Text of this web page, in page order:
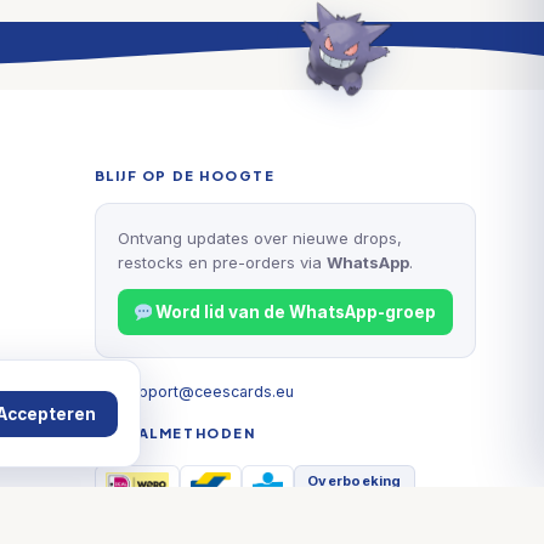
BLIJF OP DE HOOGTE
Ontvang updates over nieuwe drops,
restocks en pre-orders via WhatsApp.
Word lid van de WhatsApp-groep
support@ceescards.eu
BETAALMETHODEN
Overboeking